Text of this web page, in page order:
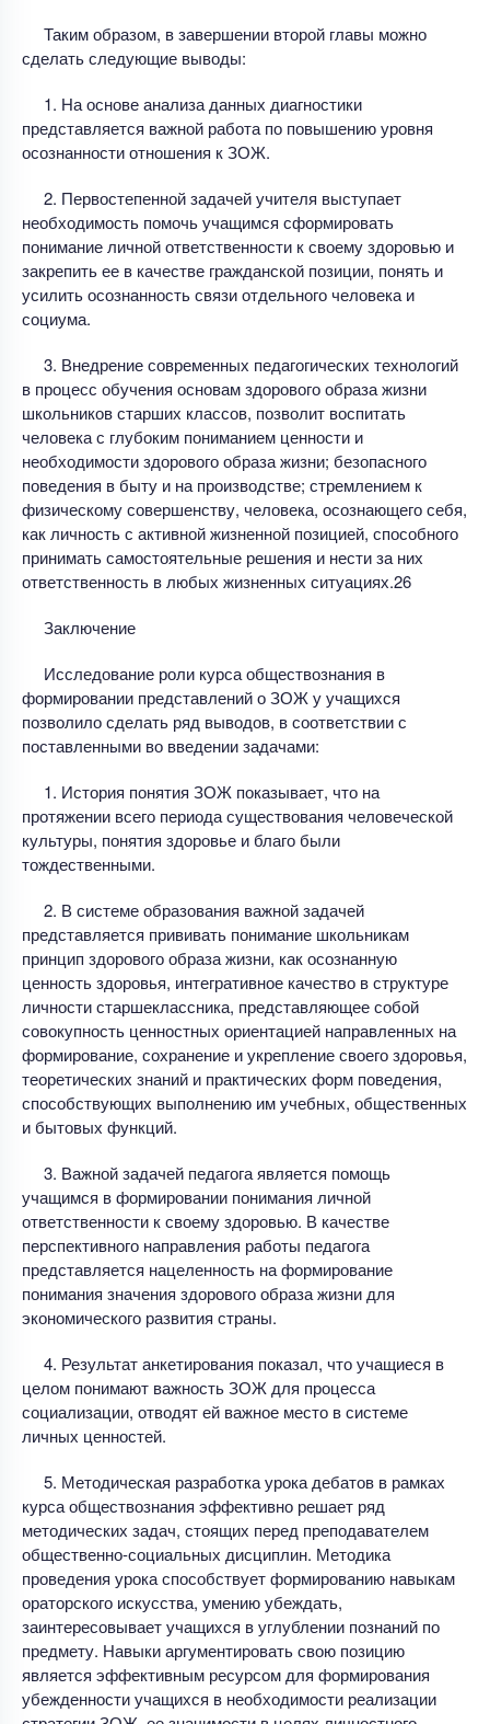
Таким образом, в завершении второй главы можно
сделать следующие выводы:
1. На основе анализа данных диагностики
представляется важной работа по повышению уровня
осознанности отношения к ЗОЖ.
2. Первостепенной задачей учителя выступает
необходимость помочь учащимся сформировать
понимание личной ответственности к своему здоровью и
закрепить ее в качестве гражданской позиции, понять и
усилить осознанность связи отдельного человека и
социума.
3. Внедрение современных педагогических технологий
в процесс обучения основам здорового образа жизни
школьников старших классов, позволит воспитать
человека с глубоким пониманием ценности и
необходимости здорового образа жизни; безопасного
поведения в быту и на производстве; стремлением к
физическому совершенству, человека, осознающего себя,
как личность с активной жизненной позицией, способного
принимать самостоятельные решения и нести за них
ответственность в любых жизненных ситуациях.26
Заключение
Исследование роли курса обществознания в
формировании представлений о ЗОЖ у учащихся
позволило сделать ряд выводов, в соответствии с
поставленными во введении задачами:
1. История понятия ЗОЖ показывает, что на
протяжении всего периода существования человеческой
культуры, понятия здоровье и благо были
тождественными.
2. В системе образования важной задачей
представляется прививать понимание школьникам
принцип здорового образа жизни, как осознанную
ценность здоровья, интегративное качество в структуре
личности старшеклассника, представляющее собой
совокупность ценностных ориентацией направленных на
формирование, сохранение и укрепление своего здоровья,
теоретических знаний и практических форм поведения,
способствующих выполнению им учебных, общественных
и бытовых функций.
3. Важной задачей педагога является помощь
учащимся в формировании понимания личной
ответственности к своему здоровью. В качестве
перспективного направления работы педагога
представляется нацеленность на формирование
понимания значения здорового образа жизни для
экономического развития страны.
4. Результат анкетирования показал, что учащиеся в
целом понимают важность ЗОЖ для процесса
социализации, отводят ей важное место в системе
личных ценностей.
5. Методическая разработка урока дебатов в рамках
курса обществознания эффективно решает ряд
методических задач, стоящих перед преподавателем
общественно-социальных дисциплин. Методика
проведения урока способствует формированию навыкам
ораторского искусства, умению убеждать,
заинтересовывает учащихся в углублении познаний по
предмету. Навыки аргументировать свою позицию
является эффективным ресурсом для формирования
убежденности учащихся в необходимости реализации